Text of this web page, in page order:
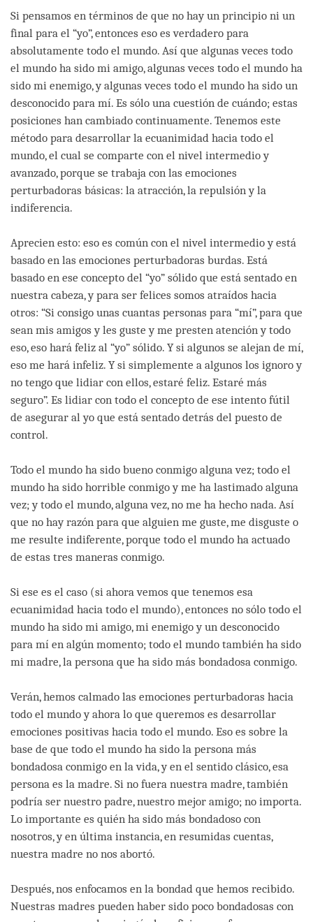
Si pensamos en términos de que no hay un principio ni un
final para el “yo”, entonces eso es verdadero para
absolutamente todo el mundo. Así que algunas veces todo
el mundo ha sido mi amigo, algunas veces todo el mundo ha
sido mi enemigo, y algunas veces todo el mundo ha sido un
desconocido para mí. Es sólo una cuestión de cuándo; estas
posiciones han cambiado continuamente. Tenemos este
método para desarrollar la ecuanimidad hacia todo el
mundo, el cual se comparte con el nivel intermedio y
avanzado, porque se trabaja con las emociones
perturbadoras básicas: la atracción, la repulsión y la
indiferencia.
Aprecien esto: eso es común con el nivel intermedio y está
basado en las emociones perturbadoras burdas. Está
basado en ese concepto del “yo” sólido que está sentado en
nuestra cabeza, y para ser felices somos atraídos hacia
otros: “Si consigo unas cuantas personas para “mí”, para que
sean mis amigos y les guste y me presten atención y todo
eso, eso hará feliz al “yo” sólido. Y si algunos se alejan de mí,
eso me hará infeliz. Y si simplemente a algunos los ignoro y
no tengo que lidiar con ellos, estaré feliz. Estaré más
seguro”. Es lidiar con todo el concepto de ese intento fútil
de asegurar al yo que está sentado detrás del puesto de
control.
Todo el mundo ha sido bueno conmigo alguna vez; todo el
mundo ha sido horrible conmigo y me ha lastimado alguna
vez; y todo el mundo, alguna vez, no me ha hecho nada. Así
que no hay razón para que alguien me guste, me disguste o
me resulte indiferente, porque todo el mundo ha actuado
de estas tres maneras conmigo.
Si ese es el caso (si ahora vemos que tenemos esa
ecuanimidad hacia todo el mundo), entonces no sólo todo el
mundo ha sido mi amigo, mi enemigo y un desconocido
para mí en algún momento; todo el mundo también ha sido
mi madre, la persona que ha sido más bondadosa conmigo.
Verán, hemos calmado las emociones perturbadoras hacia
todo el mundo y ahora lo que queremos es desarrollar
emociones positivas hacia todo el mundo. Eso es sobre la
base de que todo el mundo ha sido la persona más
bondadosa conmigo en la vida, y en el sentido clásico, esa
persona es la madre. Si no fuera nuestra madre, también
podría ser nuestro padre, nuestro mejor amigo; no importa.
Lo importante es quién ha sido más bondadoso con
nosotros, y en última instancia, en resumidas cuentas,
nuestra madre no nos abortó.
Después, nos enfocamos en la bondad que hemos recibido.
Nuestras madres pueden haber sido poco bondadosas con